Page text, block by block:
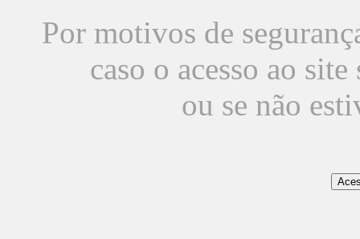
Por motivos de
caso o acesso ao
ou se não